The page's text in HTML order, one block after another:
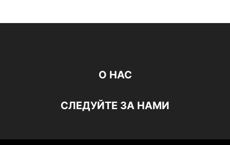
О НАС
СЛЕДУЙТЕ ЗА НАМИ